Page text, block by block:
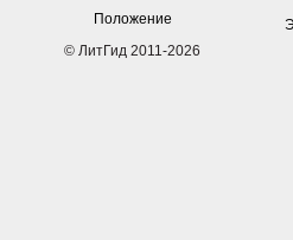
Положение
© ЛитГид 2011-2026